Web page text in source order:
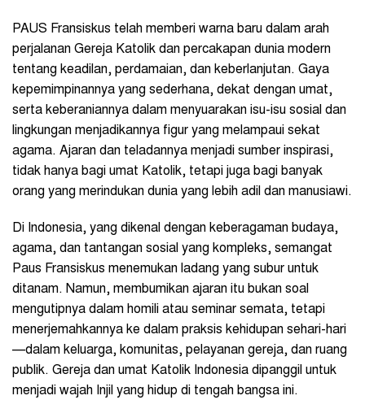
PAUS Fransiskus telah memberi warna baru dalam arah
perjalanan Gereja Katolik dan percakapan dunia modern
tentang keadilan, perdamaian, dan keberlanjutan. Gaya
kepemimpinannya yang sederhana, dekat dengan umat,
serta keberaniannya dalam menyuarakan isu-isu sosial dan
lingkungan menjadikannya figur yang melampaui sekat
agama. Ajaran dan teladannya menjadi sumber inspirasi,
tidak hanya bagi umat Katolik, tetapi juga bagi banyak
orang yang merindukan dunia yang lebih adil dan manusiawi.
Di Indonesia, yang dikenal dengan keberagaman budaya,
agama, dan tantangan sosial yang kompleks, semangat
Paus Fransiskus menemukan ladang yang subur untuk
ditanam. Namun, membumikan ajaran itu bukan soal
mengutipnya dalam homili atau seminar semata, tetapi
menerjemahkannya ke dalam praksis kehidupan sehari-hari
—dalam keluarga, komunitas, pelayanan gereja, dan ruang
publik. Gereja dan umat Katolik Indonesia dipanggil untuk
menjadi wajah Injil yang hidup di tengah bangsa ini.